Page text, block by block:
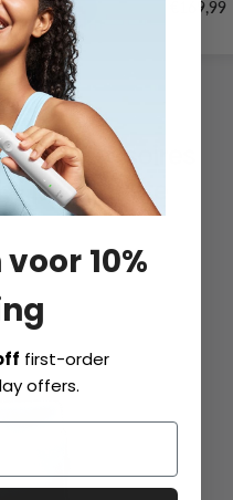
Kopen €169,99
accessoires
je favoriete
10%
first-order
offers.